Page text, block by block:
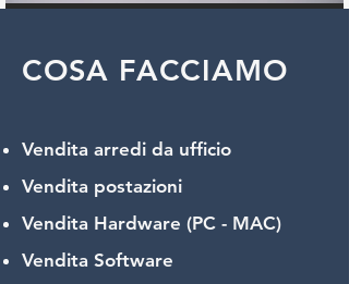
COSA FACCIAMO
Vendita arredi da ufficio
Vendita postazioni
Vendita Hardware (PC - MAC)
Vendita Software